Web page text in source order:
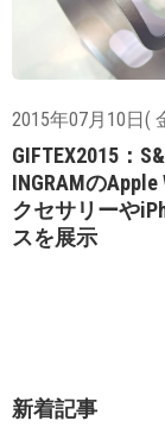
2015年07月10日(
GIFTEX2015：
INGRAMのApple
クセサリーや
スを展示
新着記事